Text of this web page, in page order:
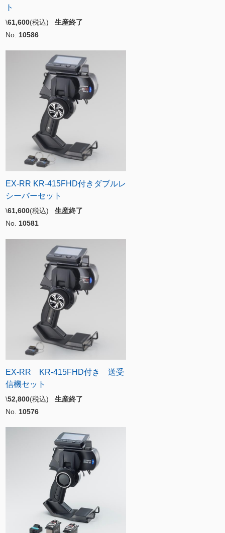
ト
\61,600(税込) 生産終了
No. 10586
EX-RR KR-415FHD付きダブルレ
シーバーセット
\61,600(税込) 生産終了
No. 10581
EX-RR KR-415FHD付き 送受
信機セット
\52,800(税込) 生産終了
No. 10576